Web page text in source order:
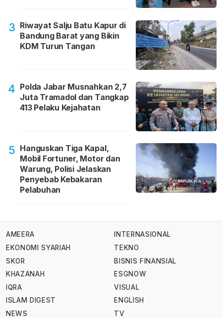
3 Riwayat Salju Batu Kapur di
Bandung Barat yang Bikin
KDM Turun Tangan
4 Polda Jabar Musnahkan 2,7
Juta Tramadol dan Tangkap
413 Pelaku Kejahatan
5 Hanguskan Tiga Kapal,
Mobil Fortuner, Motor dan
Warung, Polisi Jelaskan
Penyebab Kebakaran
Pelabuhan
AMEERA
EKONOMI SYARIAH
SKOR
KHAZANAH
IQRA
ISLAM DIGEST
NEWS
INTERNASIONAL
TEKNO
BISNIS FINANSIAL
ESGNOW
VISUAL
ENGLISH
TV